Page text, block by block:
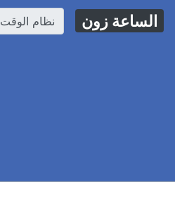
الساعة زون نظام الوقت